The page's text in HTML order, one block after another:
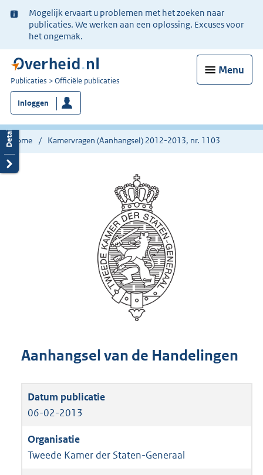
Ter
informatie:
Mogelijk ervaart u problemen met het zoeken naar
publicaties. We werken aan een oplossing. Excuses voor
het ongemak.
Menu
U
bent
nu
hier:
Publicaties Officiële publicaties
Inloggen
Home Kamervragen (Aanhangsel) 2012-2013, nr. 1103
Aanhangsel van de Handelingen
06-02-2013
Tweede Kamer der Staten-Generaal